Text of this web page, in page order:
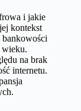
i jakie
kontekst
wieku.
na brak
internetu.